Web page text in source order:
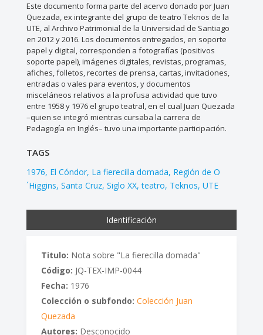
Este documento forma parte del acervo donado por Juan
Quezada, ex integrante del grupo de teatro Teknos de la
UTE, al Archivo Patrimonial de la Universidad de Santiago
en 2012 y 2016. Los documentos entregados, en soporte
papel y digital, corresponden a fotografías (positivos
soporte papel), imágenes digitales, revistas, programas,
afiches, folletos, recortes de prensa, cartas, invitaciones,
entradas o vales para eventos, y documentos
misceláneos relativos a la profusa actividad que tuvo
entre 1958 y 1976 el grupo teatral, en el cual Juan Quezada
–quien se integró mientras cursaba la carrera de
Pedagogía en Inglés– tuvo una importante participación.
TAGS
1976 El Cóndor La fierecilla domada Región de O
´Higgins Santa Cruz Siglo XX teatro Teknos UTE
Identificación
Titulo: Nota sobre "La fierecilla domada"
Código: JQ-TEX-IMP-0044
Fecha: 1976
Colección o subfondo: Colección Juan
Quezada
Autores: Desconocido